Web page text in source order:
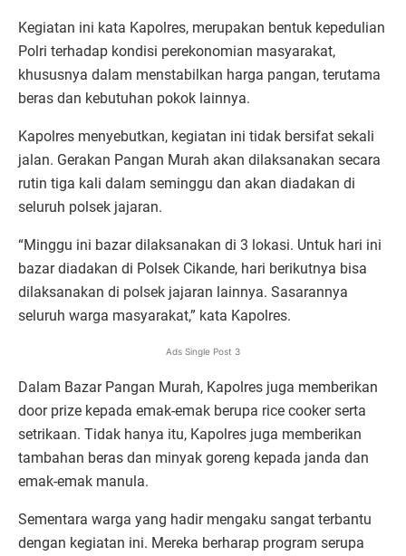
Kegiatan ini kata Kapolres, merupakan bentuk kepedulian
Polri terhadap kondisi perekonomian masyarakat,
khususnya dalam menstabilkan harga pangan, terutama
beras dan kebutuhan pokok lainnya.
Kapolres menyebutkan, kegiatan ini tidak bersifat sekali
jalan. Gerakan Pangan Murah akan dilaksanakan secara
rutin tiga kali dalam seminggu dan akan diadakan di
seluruh polsek jajaran.
“Minggu ini bazar dilaksanakan di 3 lokasi. Untuk hari ini
bazar diadakan di Polsek Cikande, hari berikutnya bisa
dilaksanakan di polsek jajaran lainnya. Sasarannya
seluruh warga masyarakat,” kata Kapolres.
Ads Single Post 3
Dalam Bazar Pangan Murah, Kapolres juga memberikan
door prize kepada emak-emak berupa rice cooker serta
setrikaan. Tidak hanya itu, Kapolres juga memberikan
tambahan beras dan minyak goreng kepada janda dan
emak-emak manula.
Sementara warga yang hadir mengaku sangat terbantu
dengan kegiatan ini. Mereka berharap program serupa